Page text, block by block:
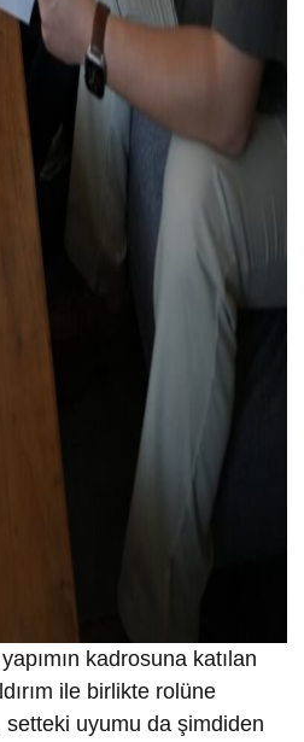
kadrosuna katılan
ile birlikte rolüne
setteki uyumu da şimdiden